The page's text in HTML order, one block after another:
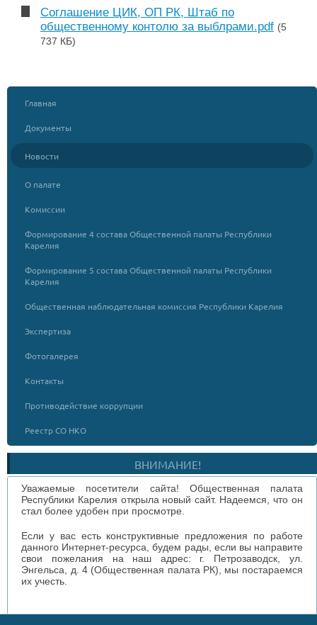
Соглашение ЦИК, ОП РК, Штаб по
общественному контолю за выблрами.pdf (5
737 КБ)
Главная
Документы
Новости
О палате
Комиссии
Формирование 4 состава Общественной палаты Республики
Карелия
Формирование 5 состава Общественной палаты Республики
Карелия
Общественная наблюдательная комиссия Республики Карелия
Экспертиза
Фотогалерея
Контакты
Противодействие коррупции
Реестр СО НКО
ВНИМАНИЕ!
Уважаемые посетители сайта! Общественная палата
Республики Карелия открыла новый сайт. Надеемся, что он
стал более удобен при просмотре.
Если у вас есть конструктивные предложения по работе
данного Интернет-ресурса, будем рады, если вы направите
свои пожелания на наш адрес: г. Петрозаводск, ул.
Энгельса, д. 4 (Общественная палата РК), мы постараемся
их учесть.